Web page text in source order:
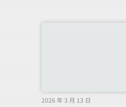
2026 年 3 月 13 日